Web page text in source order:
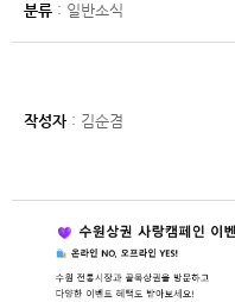
분류 : 일반소식
작성자: 김순겸